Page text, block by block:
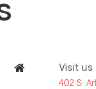
Visit us
402 S.